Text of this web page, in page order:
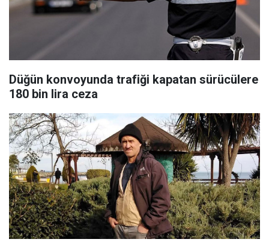
Düğün konvoyunda trafiği kapatan sürücülere
180 bin lira ceza